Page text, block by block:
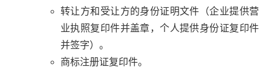
转让方和受让方的身份证明文件（企业提供营
业执照复印件并盖章，个人提供身份证复印件
并签字）。
商标注册证复印件。